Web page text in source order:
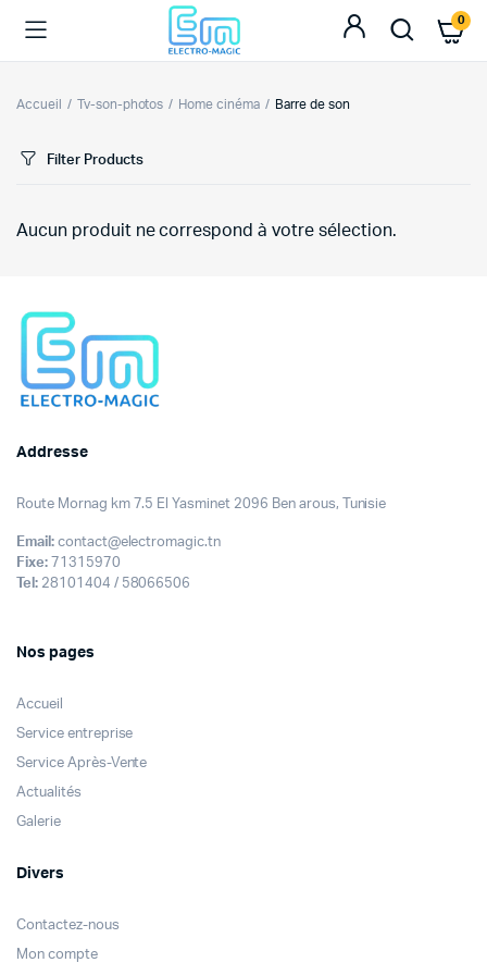
0
Accueil Tv-son-photos Home cinéma Barre de son
Filter Products
Aucun produit ne correspond à votre sélection.
Addresse
Route Mornag km 7.5 El Yasminet 2096 Ben arous, Tunisie
Email:contact@electromagic.tn
Fixe:71315970
Tel:28101404 / 58066506
Nos pages
Accueil
Service entreprise
Service Après-Vente
Actualités
Galerie
Divers
Contactez-nous
Mon compte